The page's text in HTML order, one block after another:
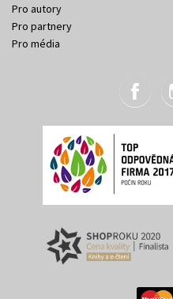
Pro autory
Pro partnery
Pro média